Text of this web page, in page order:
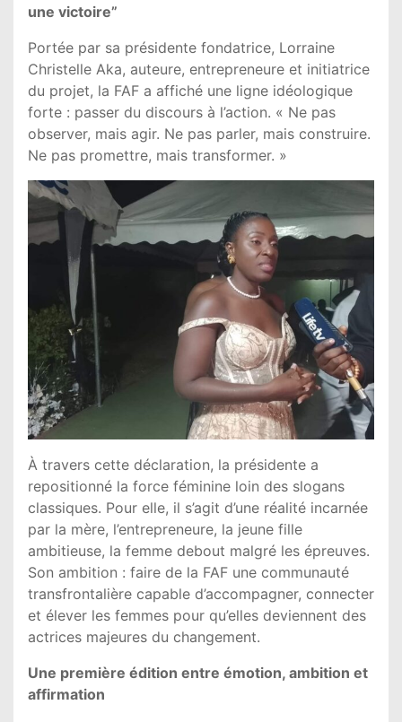
une victoire”
Portée par sa présidente fondatrice, Lorraine
Christelle Aka, auteure, entrepreneure et initiatrice
du projet, la FAF a affiché une ligne idéologique
forte : passer du discours à l’action. « Ne pas
observer, mais agir. Ne pas parler, mais construire.
Ne pas promettre, mais transformer. »
À travers cette déclaration, la présidente a
repositionné la force féminine loin des slogans
classiques. Pour elle, il s’agit d’une réalité incarnée
par la mère, l’entrepreneure, la jeune fille
ambitieuse, la femme debout malgré les épreuves.
Son ambition : faire de la FAF une communauté
transfrontalière capable d’accompagner, connecter
et élever les femmes pour qu’elles deviennent des
actrices majeures du changement.
Une première édition entre émotion, ambition et
affirmation